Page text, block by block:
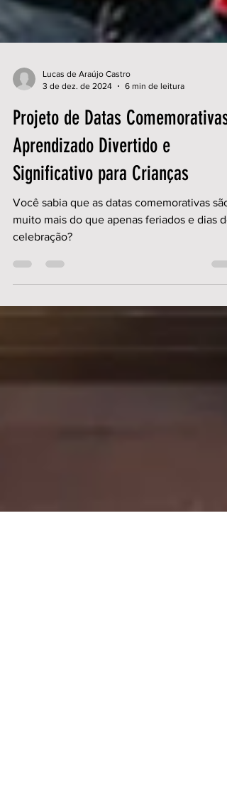
Lucas de Araújo Castro
3 de dez. de 2024
6 min de leitura
Projeto de Datas Comemorativas:
Aprendizado Divertido e
Significativo para Crianças
Você sabia que as datas comemorativas são
muito mais do que apenas feriados e dias de
celebração?